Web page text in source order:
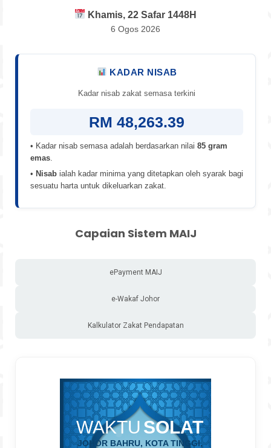
Khamis, 22 Safar 1448H
6 Ogos 2026
KADAR NISAB
Kadar nisab zakat semasa terkini
RM 48,263.39
• Kadar nisab semasa adalah berdasarkan nilai 85 gram
emas
• Nisab ialah kadar minima yang ditetapkan oleh syarak bagi
sesuatu harta untuk dikeluarkan zakat.
Capaian Sistem MAIJ
ePayment MAIJ
e-Wakaf Johor
Kalkulator Zakat Pendapatan